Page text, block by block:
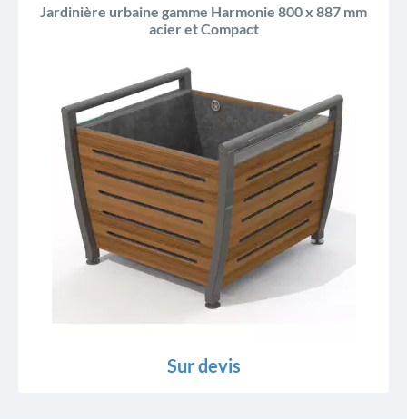
Jardinière urbaine gamme Harmonie 800 x 887 mm
acier et Compact
Sur devis